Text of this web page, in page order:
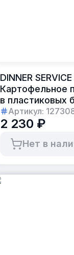
DINNER
Картофельное
в пластиковых
Артикул:
2 230 ₽
Нет в